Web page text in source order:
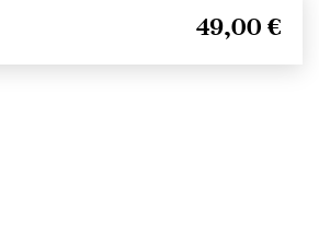
49,00 €